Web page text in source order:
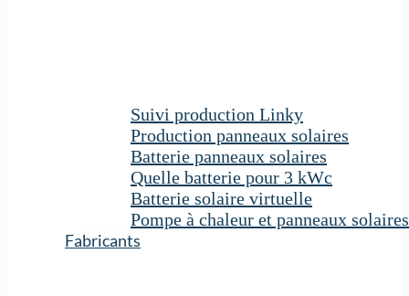
Suivi production Linky
Production panneaux solaires
Batterie panneaux solaires
Quelle batterie pour 3 kWc
Batterie solaire virtuelle
Pompe à chaleur et panneaux solaires
Fabricants